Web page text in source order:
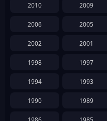
2010 2009
2006 2005
2002 2001
1998 1997
1994 1993
1990 1989